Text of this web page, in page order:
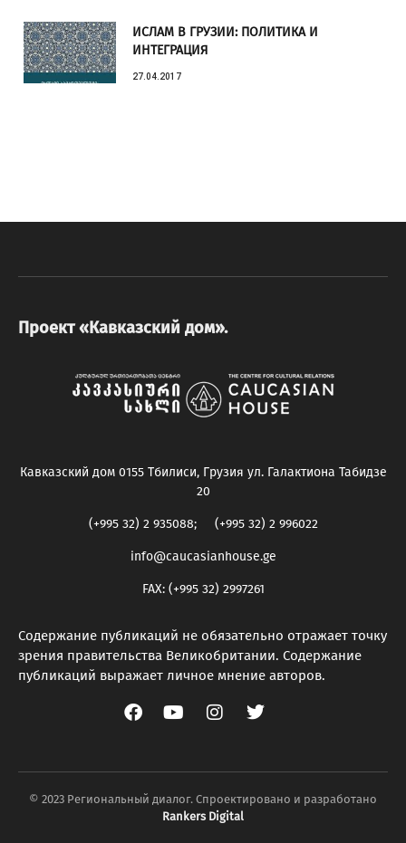
ИСЛАМ В ГРУЗИИ: ПОЛИТИКА И
ИНТЕГРАЦИЯ
27.04.2017
Проект «Кавказский дом».
Кавказский дом 0155 Тбилиси, Грузия ул. Галактиона Табидзе
20
(+995 32) 2 935088; (+995 32) 2 996022
info@caucasianhouse.ge
FAX: (+995 32) 2997261
Содержание публикаций не обязательно отражает точку
зрения правительства Великобритании. Содержание
публикаций выражает личное мнение авторов.
© 2023 Региональный диалог. Спроектировано и разработано
Rankers Digital